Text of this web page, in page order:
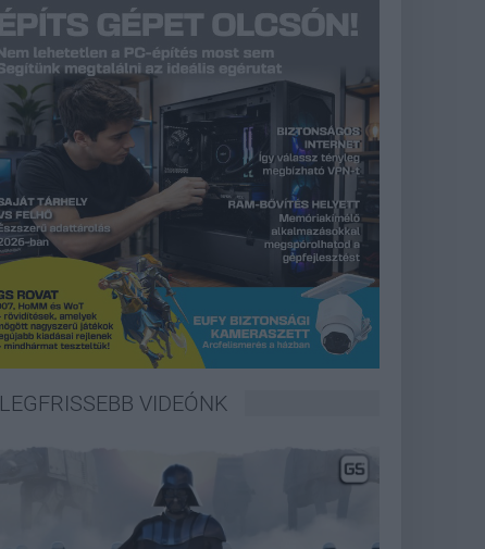
LEGFRISSEBB VIDEÓNK